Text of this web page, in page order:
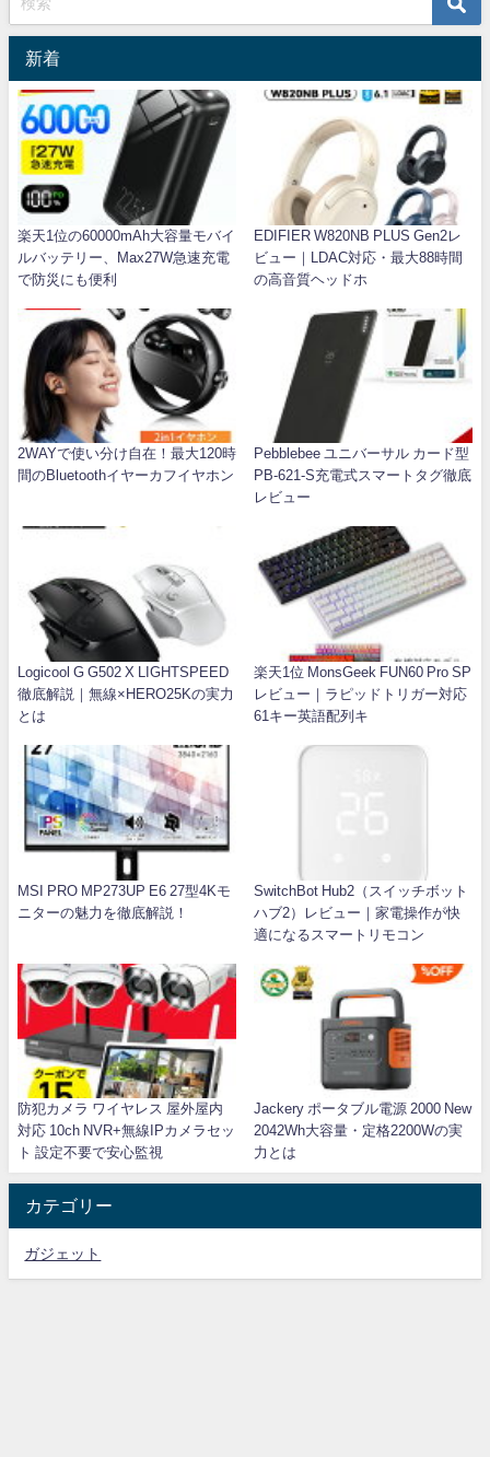
新着
楽天1位の60000mAh大容量モバイ
ルバッテリー、Max27W急速充電
で防災にも便利
EDIFIER W820NB PLUS Gen2レ
ビュー｜LDAC対応・最大88時間
の高音質ヘッドホ
2WAYで使い分け自在！最大120時
間のBluetoothイヤーカフイヤホン
Pebblebee ユニバーサル カード型
PB-621-S充電式スマートタグ徹底
レビュー
Logicool G G502 X LIGHTSPEED
徹底解説｜無線×HERO25Kの実力
とは
楽天1位 MonsGeek FUN60 Pro SP
レビュー｜ラピッドトリガー対応
61キー英語配列キ
MSI PRO MP273UP E6 27型4Kモ
ニターの魅力を徹底解説！
SwitchBot Hub2（スイッチボット
ハブ2）レビュー｜家電操作が快
適になるスマートリモコン
防犯カメラ ワイヤレス 屋外屋内
対応 10ch NVR+無線IPカメラセッ
ト 設定不要で安心監視
Jackery ポータブル電源 2000 New
2042Wh大容量・定格2200Wの実
力とは
カテゴリー
ガジェット